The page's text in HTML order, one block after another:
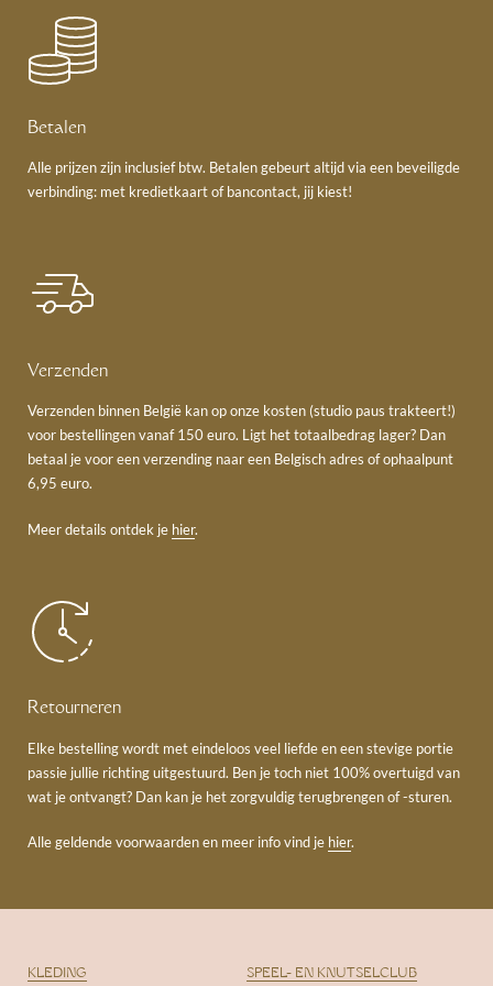
Betalen
Alle prijzen zijn inclusief btw. Betalen gebeurt altijd via een beveiligde
verbinding: met kredietkaart of bancontact, jij kiest!
Verzenden
Verzenden binnen België kan op onze kosten (studio paus trakteert!)
voor bestellingen vanaf 150 euro. Ligt het totaalbedrag lager? Dan
betaal je voor een verzending naar een Belgisch adres of ophaalpunt
6,95 euro.
Meer details ontdek je hier.
Retourneren
Elke bestelling wordt met eindeloos veel liefde en een stevige portie
passie jullie richting uitgestuurd. Ben je toch niet 100% overtuigd van
wat je ontvangt? Dan kan je het zorgvuldig terugbrengen of -sturen.
Alle geldende voorwaarden en meer info vind je hier.
KLEDING SPEEL- EN KNUTSELCLUB